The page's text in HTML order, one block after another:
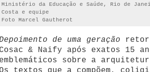
Ministério da Educação e Saúde, Rio de
Costa e equipe
Foto Marcel Gautherot
de uma geração
Cosac & Naify após exatos 15
emblemáticos sobre a